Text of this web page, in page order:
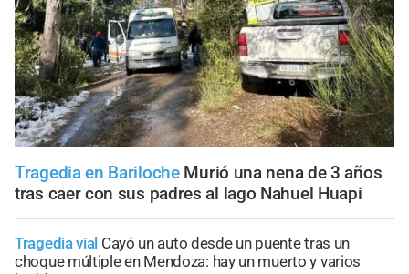
Tragedia en Bariloche Murió una nena de 3 años
tras caer con sus padres al lago Nahuel Huapi
Tragedia vial Cayó un auto desde un puente tras un
choque múltiple en Mendoza: hay un muerto y varios